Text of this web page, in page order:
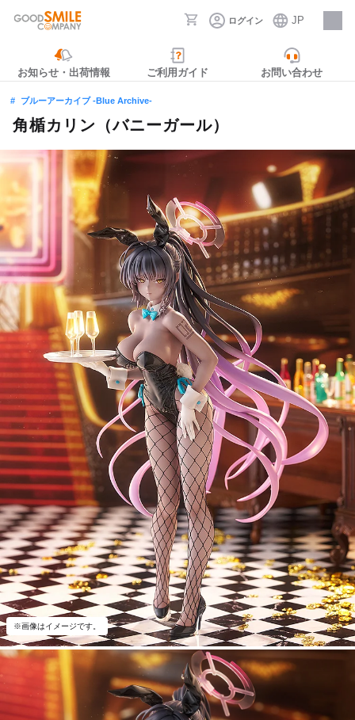
ログイン JP
採用情報
お知らせ・出荷情報 ご利用ガイド お問い合わせ
ブルーアーカイブ -Blue Archive-
角楯カリン（バニーガール）
※画像はイメージです。